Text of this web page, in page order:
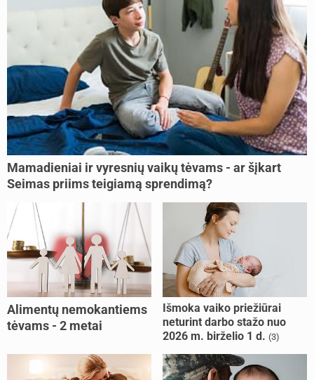
Mamadieniai ir vyresnių vaikų tėvams - ar šįkart
Seimas priims teigiamą sprendimą?
Alimentų nemokantiems
tėvams - 2 metai
Išmoka vaiko priežiūrai
neturint darbo stažo nuo
2026 m. birželio 1 d. (3)